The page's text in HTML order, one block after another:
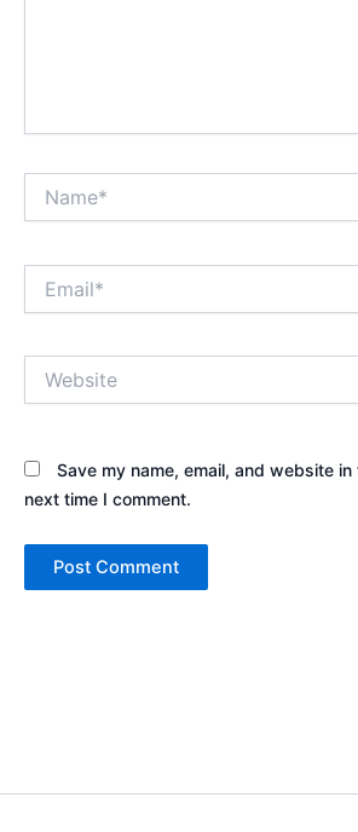
Save my name, email, and website
next time I comment.